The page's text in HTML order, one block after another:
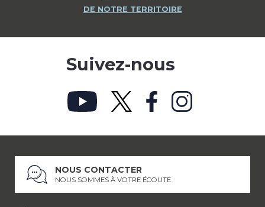
DE NOTRE TERRITOIRE
Suivez-nous
NOUS CONTACTER
NOUS SOMMES À VOTRE ÉCOUTE